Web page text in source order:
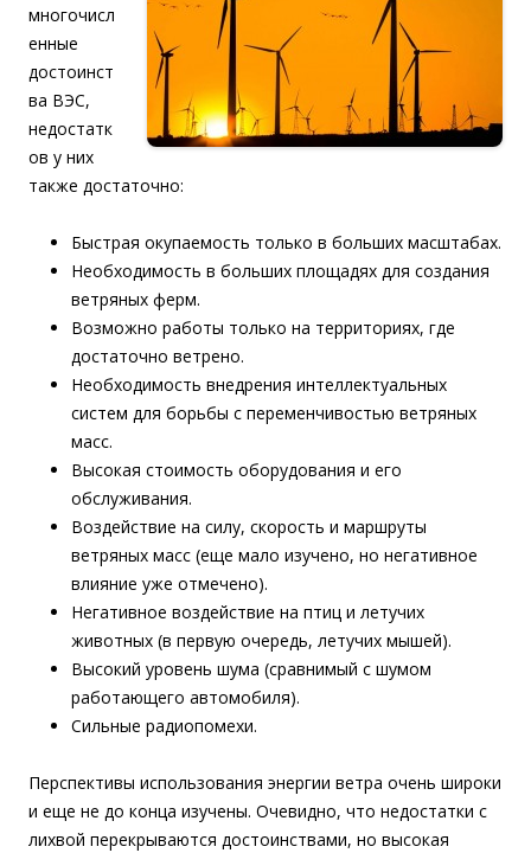
многочисл
енные
достоинст
ва ВЭС,
недостатк
ов у них
также достаточно:
Быстрая окупаемость только в больших масштабах.
Необходимость в больших площадях для создания
ветряных ферм.
Возможно работы только на территориях, где
достаточно ветрено.
Необходимость внедрения интеллектуальных
систем для борьбы с переменчивостью ветряных
масс.
Высокая стоимость оборудования и его
обслуживания.
Воздействие на силу, скорость и маршруты
ветряных масс (еще мало изучено, но негативное
влияние уже отмечено).
Негативное воздействие на птиц и летучих
животных (в первую очередь, летучих мышей).
Высокий уровень шума (сравнимый с шумом
работающего автомобиля).
Сильные радиопомехи.
Перспективы использования энергии ветра очень широки
и еще не до конца изучены. Очевидно, что недостатки с
лихвой перекрываются достоинствами, но высокая